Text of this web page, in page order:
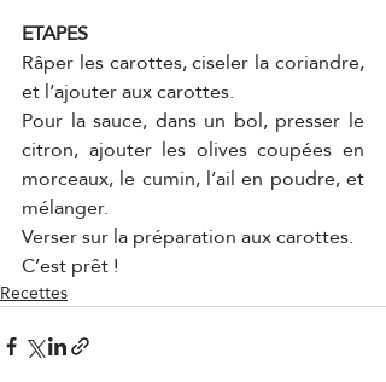
ETAPES
Râper les carottes, ciseler la coriandre,
et l’ajouter aux carottes.
Pour la sauce, dans un bol, presser le
citron, ajouter les olives coupées en
morceaux, le cumin, l’ail en poudre, et
mélanger.
Verser sur la préparation aux carottes.
C’est prêt !
Recettes